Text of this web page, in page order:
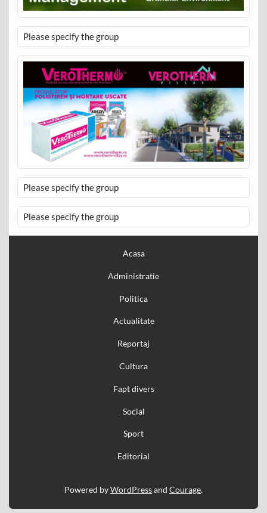
Please specify the group
Please specify the group
Please specify the group
Acasa
Administratie
Politica
Actualitate
Reportaj
Cultura
Fapt divers
Social
Sport
Editorial
Powered byWordPressand Courage.